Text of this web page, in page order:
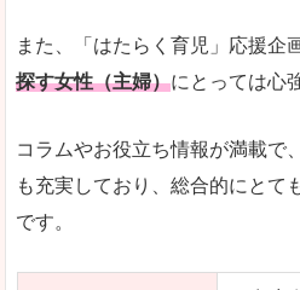
また、「はたらく育児」応援企
探す女性（主婦）にとっては心
コラムやお役立ち情報が満載で
も充実しており、総合的にとて
です。